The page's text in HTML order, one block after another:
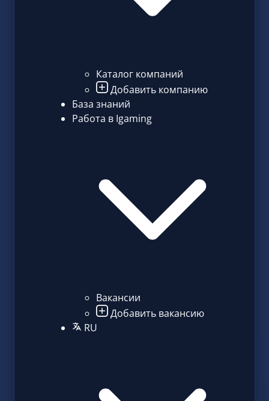
Каталог компаний
Добавить компанию
База знаний
Работа в Igaming
Вакансии
Добавить вакансию
RU